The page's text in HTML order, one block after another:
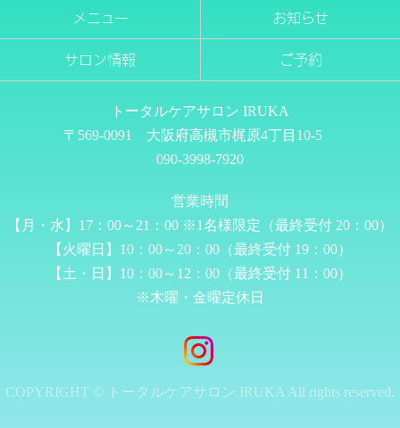
メニュー お知らせ
サロン情報 ご予約
トータルケアサロン IRUKA
〒569-0091 大阪府高槻市梶原4丁目10-5
090-3998-7920
営業時間
【月・水】17：00～21：00 ※1名様限定（最終受付 20：00）
【火曜日】10：00～20：00（最終受付 19：00）
【土・日】10：00～12：00（最終受付 11：00）
※木曜・金曜定休日
COPYRIGHT © トータルケアサロン IRUKA All rights reserved.